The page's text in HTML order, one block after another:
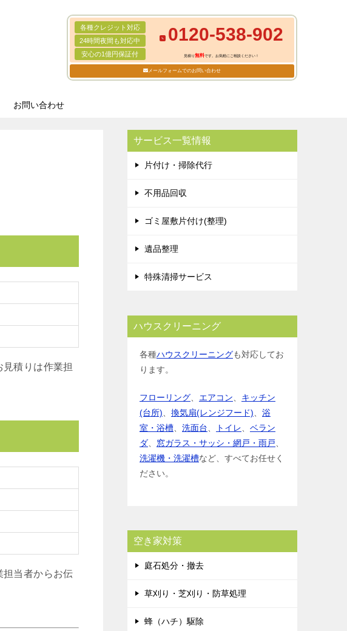
各種クレジット対応
24時間夜間も対応中
安心の1億円保証付
0120-538-902
見積り無料です。お気軽にご相談ください！
メールフォームでのお問い合わせ
お問い合わせ
積りは作業担
当者からお伝
サービス一覧情報
片付け・掃除代行
不用品回収
ゴミ屋敷片付け(整理)
遺品整理
特殊清掃サービス
ハウスクリーニング
各種ハウスクリーニングも対応してお
ります。
フローリング エアコン
キッチン
(台所)
換気扇(レンジフード)
浴
室・浴槽
洗面台 トイレ
ベラン
ダ
窓ガラス・サッシ・網戸・雨戸
洗濯機・洗濯槽など、すべてお任せく
ださい。
空き家対策
庭石処分・撤去
草刈り・芝刈り・防草処理
蜂（ハチ）駆除